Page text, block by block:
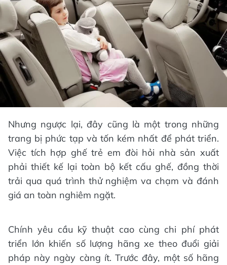
Nhưng ngược lại, đây cũng là một trong những
trang bị phức tạp và tốn kém nhất để phát triển.
Việc tích hợp ghế trẻ em đòi hỏi nhà sản xuất
phải thiết kế lại toàn bộ kết cấu ghế, đồng thời
trải qua quá trình thử nghiệm va chạm và đánh
giá an toàn nghiêm ngặt.
Chính yêu cầu kỹ thuật cao cùng chi phí phát
triển lớn khiến số lượng hãng xe theo đuổi giải
pháp này ngày càng ít. Trước đây, một số hãng